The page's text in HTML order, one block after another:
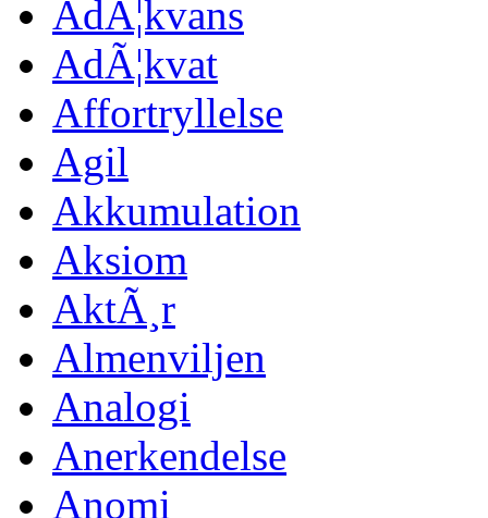
AdÃ¦kvans
AdÃ¦kvat
Affortryllelse
Agil
Akkumulation
Aksiom
AktÃ¸r
Almenviljen
Analogi
Anerkendelse
Anomi